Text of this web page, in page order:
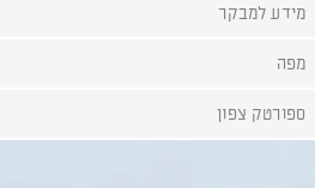
מידע למבקר
מפה
ספורטק צפון